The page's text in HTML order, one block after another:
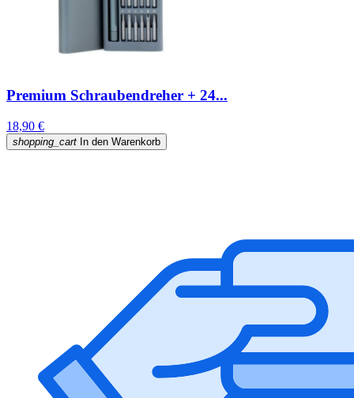
Premium Schraubendreher + 24...
18,90 €
shopping_cart In den Warenkorb